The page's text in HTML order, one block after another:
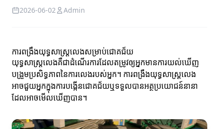
2026-06-02 Admin
ការពង្រឹងយុទ្ធសាស្ត្រលេងសម្រាប់ជោគជ័យ
យុទ្ធសាស្ត្រលេងគឺជាដំណើរការដែលតម្រូវឲ្យអ្នកមានការយល់ឃើញ
បង្រួមប្រសិទ្ធភាពនៃការលេងរបស់អ្នក។ ការពង្រឹងយុទ្ធសាស្ត្រលេង
អាចជួយអ្នកក្នុងការបង្កើនជោគជ័យឬទទួលបានអត្ថប្រយោជន៍នានា
ដែលអាចមើលឃើញបាន។